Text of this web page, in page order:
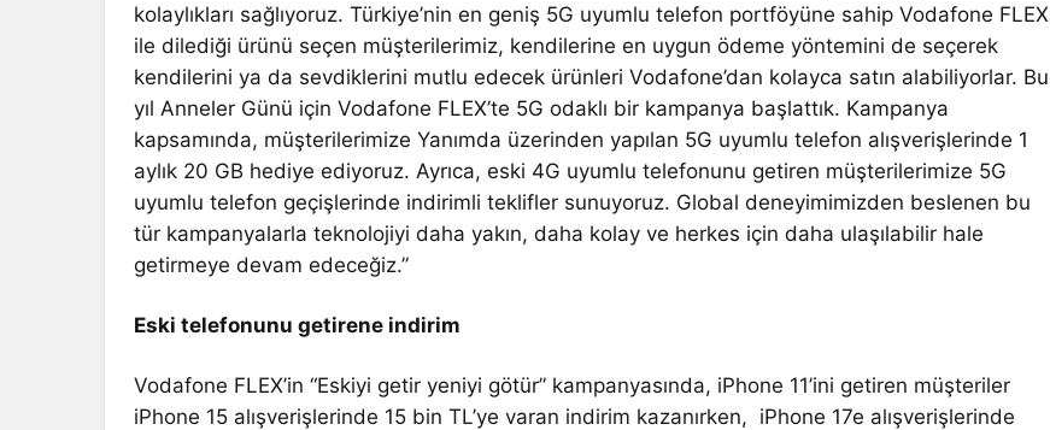
kolaylıkları sağlıyoruz. Türkiye’nin en geniş 5G uyumlu telefon portföyüne sahip Vodafone FLEX
ile dilediği ürünü seçen müşterilerimiz, kendilerine en uygun ödeme yöntemini de seçerek
kendilerini ya da sevdiklerini mutlu edecek ürünleri Vodafone’dan kolayca satın alabiliyorlar. Bu
yıl Anneler Günü için Vodafone FLEX’te 5G odaklı bir kampanya başlattık. Kampanya
kapsamında, müşterilerimize Yanımda üzerinden yapılan 5G uyumlu telefon alışverişlerinde 1
aylık 20 GB hediye ediyoruz. Ayrıca, eski 4G uyumlu telefonunu getiren müşterilerimize 5G
uyumlu telefon geçişlerinde indirimli teklifler sunuyoruz. Global deneyimimizden beslenen bu
tür kampanyalarla teknolojiyi daha yakın, daha kolay ve herkes için daha ulaşılabilir hale
getirmeye devam edeceğiz.”
Eski telefonunu getirene indirim
Vodafone FLEX’in “Eskiyi getir yeniyi götür” kampanyasında, iPhone 11’ini getiren müşteriler
iPhone 15 alışverişlerinde 15 bin TL’ye varan indirim kazanırken, iPhone 17e alışverişlerinde